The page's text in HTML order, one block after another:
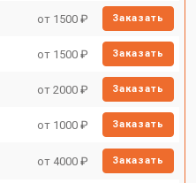
от 1500 ₽ Заказать
от 1500 ₽ Заказать
от 2000 ₽ Заказать
от 1000 ₽ Заказать
от 4000 ₽ Заказать